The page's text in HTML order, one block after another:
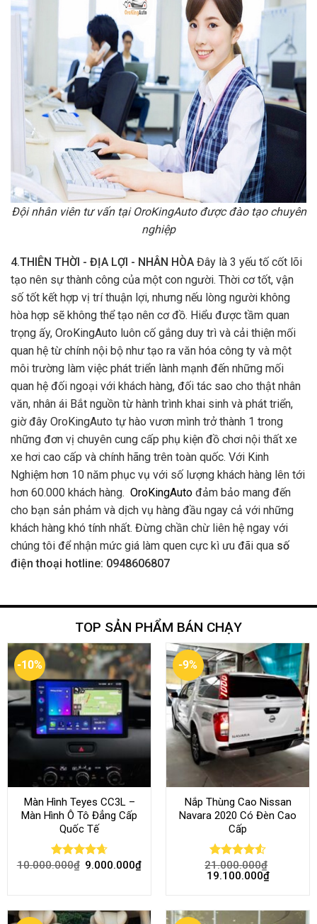
Đội nhân viên tư vấn tại OroKingAuto được đào tạo chuyên
nghiệp
4.THIÊN THỜI - ĐỊA LỢI - NHÂN HÒA Đây là 3 yếu tố cốt lõi
tạo nên sự thành công của một con người. Thời cơ tốt, vận
số tốt kết hợp vị trí thuận lợi, nhưng nếu lòng người không
hòa hợp sẽ không thể tạo nên cơ đồ. Hiểu được tầm quan
trọng ấy, OroKingAuto luôn cố gắng duy trì và cải thiện mối
quan hệ từ chính nội bộ như tạo ra văn hóa công ty và một
môi trường làm việc phát triển lành mạnh đến những mối
quan hệ đối ngoại với khách hàng, đối tác sao cho thật nhân
văn, nhân ái Bắt nguồn từ hành trình khai sinh và phát triển,
giờ đây OroKingAuto tự hào vươn mình trở thành 1 trong
những đơn vị chuyên cung cấp phụ kiện đồ chơi nội thất xe
xe hơi cao cấp và chính hãng trên toàn quốc. Với Kinh
Nghiệm hơn 10 năm phục vụ với số lượng khách hàng lên tới
hơn 60.000 khách hàng. OroKingAuto đảm bảo mang đến
cho bạn sản phảm và dịch vụ hàng đầu ngay cả với những
khách hàng khó tính nhất. Đừng chần chừ liên hệ ngay với
chúng tôi để nhận mức giá làm quen cực kì ưu đãi qua số
điện thoại hotline: 0948606807
TOP SẢN PHẨM BÁN CHẠY
-10%
Màn Hình Teyes CC3L –
Màn Hình Ô Tô Đẳng Cấp
Quốc Tế
Rated 4.68
10.000.000₫ 9.000.000₫
-9%
Nắp Thùng Cao Nissan
Navara 2020 Có Đèn Cao
Cấp
Rated4.52
out of 5
21.000.000₫
19.100.000₫